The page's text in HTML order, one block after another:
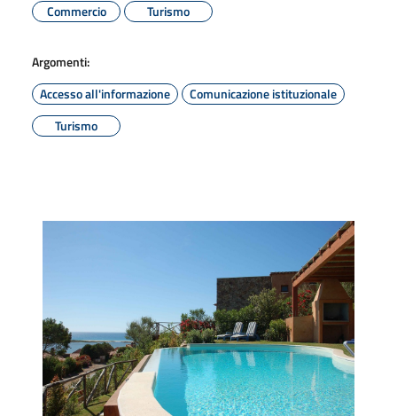
Commercio
Turismo
Argomenti:
Accesso all'informazione
Comunicazione istituzionale
Turismo